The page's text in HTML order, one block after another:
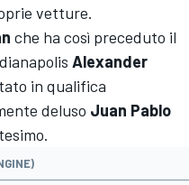
vetture.
che ha così preceduto il
Alexander
in qualifica
deluso Juan Pablo